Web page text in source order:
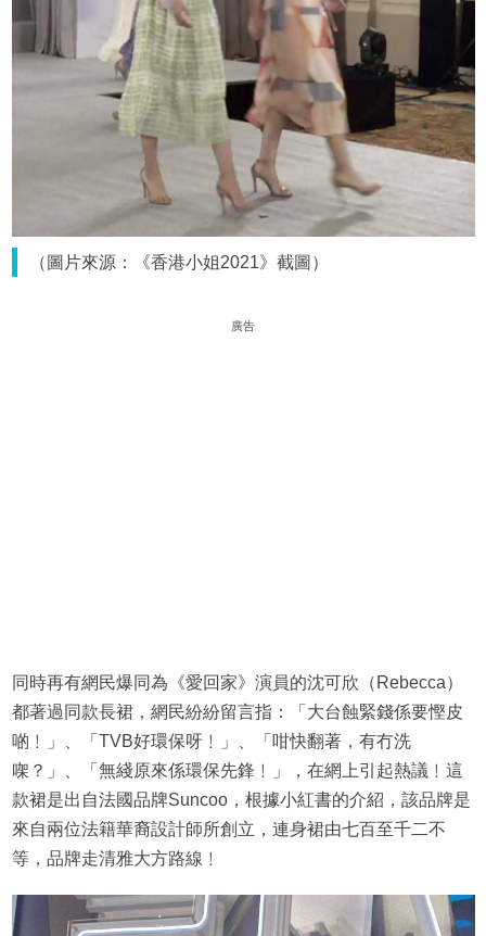
（圖片來源：《香港小姐2021》截圖）
廣告
同時再有網民爆同為《愛回家》演員的沈可欣（Rebecca）
都著過同款長裙，網民紛紛留言指：「大台蝕緊錢係要慳皮
啲﹗」、「TVB好環保呀﹗」、「咁快翻著，有冇洗
㗎？」、「無綫原來係環保先鋒﹗」，在網上引起熱議﹗這
款裙是出自法國品牌Suncoo，根據小紅書的介紹，該品牌是
來自兩位法籍華裔設計師所創立，連身裙由七百至千二不
等，品牌走清雅大方路線﹗